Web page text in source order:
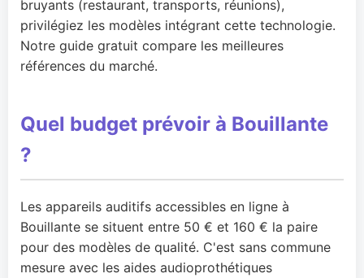
bruyants (restaurant, transports, réunions),
privilégiez les modèles intégrant cette technologie.
Notre guide gratuit compare les meilleures
références du marché.
Quel budget prévoir à Bouillante
?
Les appareils auditifs accessibles en ligne à
Bouillante se situent entre 50 € et 160 € la paire
pour des modèles de qualité. C'est sans commune
mesure avec les aides audioprothétiques